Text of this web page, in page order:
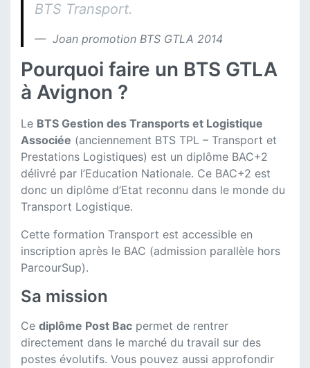
BTS Transport.
Joan promotion BTS GTLA 2014
Pourquoi faire un BTS GTLA
à Avignon ?
Le BTS Gestion des Transports et Logistique
Associée (anciennement BTS TPL – Transport et
Prestations Logistiques) est un diplôme BAC+2
délivré par l’Education Nationale. Ce BAC+2 est
donc un diplôme d’Etat reconnu dans le monde du
Transport Logistique.
Cette formation Transport est accessible en
inscription après le BAC (admission parallèle hors
ParcourSup).
Sa mission
Ce diplôme Post Bac permet de rentrer
directement dans le marché du travail sur des
postes évolutifs. Vous pouvez aussi approfondir